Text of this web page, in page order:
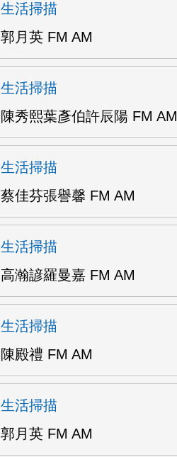
生活掃描
郭月英 FM AM
生活掃描
陳秀熙葉彥伯許辰陽 FM AM
生活掃描
蔡佳芬張譽馨 FM AM
生活掃描
高瀚諺羅曼嘉 FM AM
生活掃描
陳殿禮 FM AM
生活掃描
郭月英 FM AM